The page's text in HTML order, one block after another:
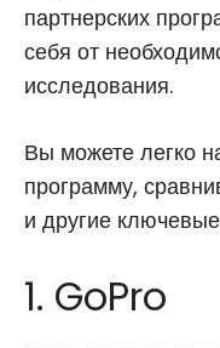
партнерских
себя от
исследования.
Вы можете легко
программу,
и другие
1. GoPro